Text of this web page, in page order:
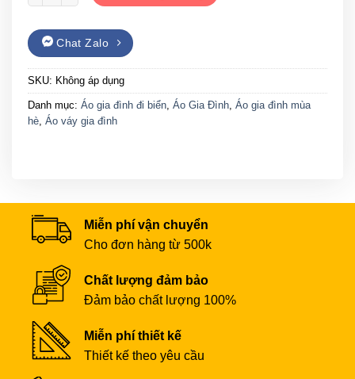
Chat Zalo
SKU: Không áp dụng
Danh mục: Áo gia đình đi biển, Áo Gia Đình, Áo gia đình mùa
hè, Áo váy gia đình
Miễn phí vận chuyển
Cho đơn hàng từ 500k
Chất lượng đảm bảo
Đảm bảo chất lượng 100%
Miễn phí thiết kế
Thiết kế theo yêu cầu